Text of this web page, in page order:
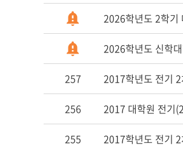
2026학년도 2학기
2026학년도 신학
257 2017학년도 전기
256 2017 대학원 전기
255 2017학년도 전기